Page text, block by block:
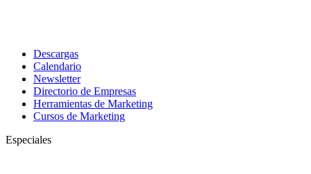
Descargas
Calendario
Newsletter
Directorio de Empresas
Herramientas de Marketing
Cursos de Marketing
Especiales